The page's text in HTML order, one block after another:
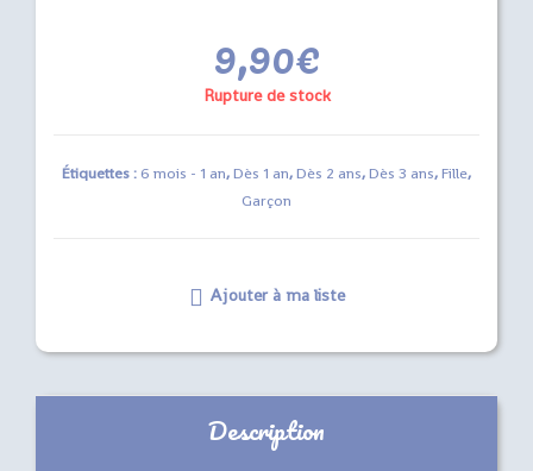
9,90€
Rupture de stock
Étiquettes : 6 mois - 1 an,Dès 1 an,Dès 2 ans,Dès 3 ans,Fille,
Garçon
Ajouter à ma liste
Description